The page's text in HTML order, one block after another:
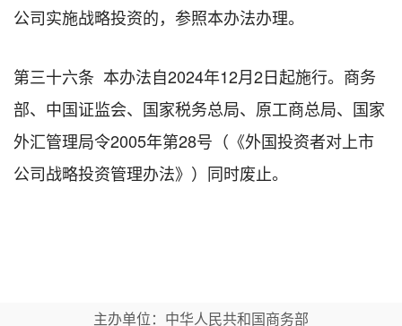
公司实施战略投资的，参照本办法办理。
第三十六条 本办法自2024年12月2日起施行。商务
部、中国证监会、国家税务总局、原工商总局、国家
外汇管理局令2005年第28号（《外国投资者对上市
公司战略投资管理办法》）同时废止。
主办单位：中华人民共和国商务部